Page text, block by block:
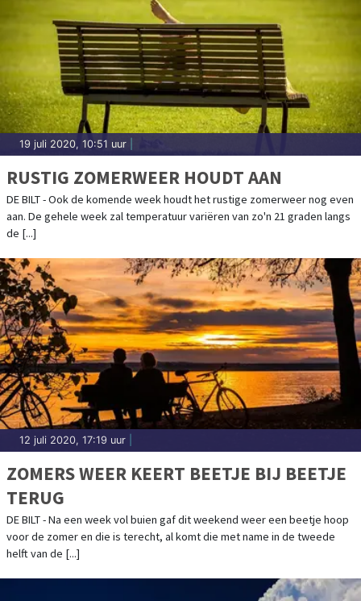
19 juli 2020, 10:51 uur
RUSTIG ZOMERWEER HOUDT AAN
DE BILT - Ook de komende week houdt het rustige zomerweer nog even
aan. De gehele week zal temperatuur variëren van zo'n 21 graden langs
de [...]
12 juli 2020, 17:19 uur
ZOMERS WEER KEERT BEETJE BIJ BEETJE
TERUG
DE BILT - Na een week vol buien gaf dit weekend weer een beetje hoop
voor de zomer en die is terecht, al komt die met name in de tweede
helft van de [...]